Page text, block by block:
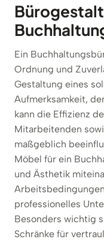
Ein
Ordnung und
Gestaltung eines
Aufmerksamkeit,
kann die Effizienz
Mitarbeitenden
maßgeblich
Möbel für ein
und Ästhetik
professionelles
Besonders wichtig
Schränke für